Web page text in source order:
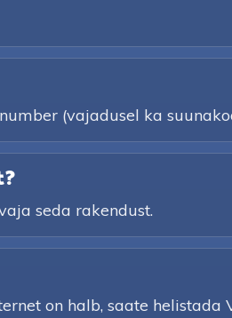
(vajadusel ka
seda rakendust.
on halb, saate helistada